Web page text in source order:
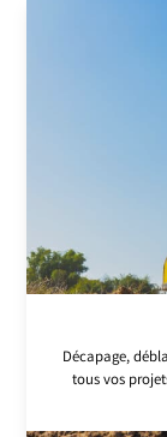
Décapage,
tous vos